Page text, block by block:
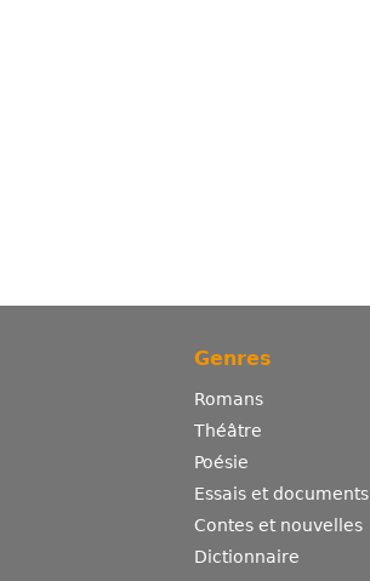
Genres
Romans
Théâtre
Poésie
Essais et documents
Contes et nouvelles
Dictionnaire